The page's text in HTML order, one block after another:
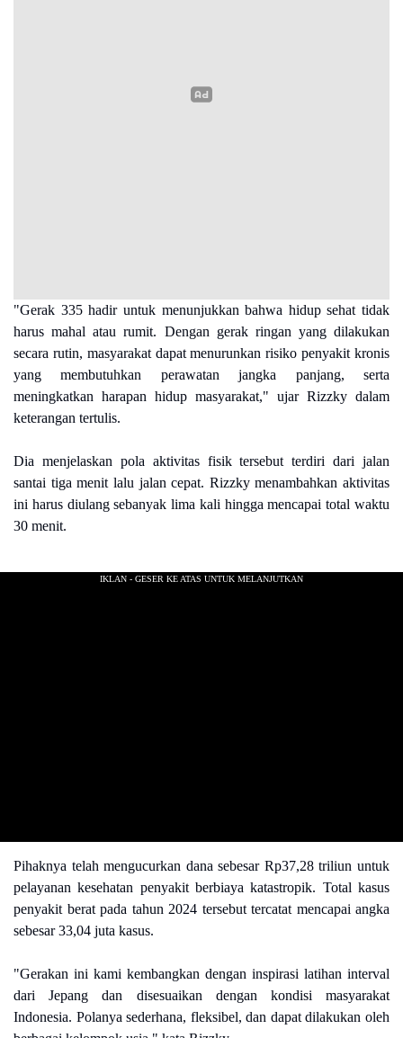
"Gerak 335 hadir untuk menunjukkan bahwa hidup sehat tidak
harus mahal atau rumit. Dengan gerak ringan yang dilakukan
secara rutin, masyarakat dapat menurunkan risiko penyakit kronis
yang membutuhkan perawatan jangka panjang, serta
meningkatkan harapan hidup masyarakat," ujar Rizzky dalam
keterangan tertulis.
Dia menjelaskan pola aktivitas fisik tersebut terdiri dari jalan
santai tiga menit lalu jalan cepat. Rizzky menambahkan aktivitas
ini harus diulang sebanyak lima kali hingga mencapai total waktu
30 menit.
Pihaknya telah mengucurkan dana sebesar Rp37,28 triliun untuk
pelayanan kesehatan penyakit berbiaya katastropik. Total kasus
penyakit berat pada tahun 2024 tersebut tercatat mencapai angka
sebesar 33,04 juta kasus.
"Gerakan ini kami kembangkan dengan inspirasi latihan interval
dari Jepang dan disesuaikan dengan kondisi masyarakat
Indonesia. Polanya sederhana, fleksibel, dan dapat dilakukan oleh